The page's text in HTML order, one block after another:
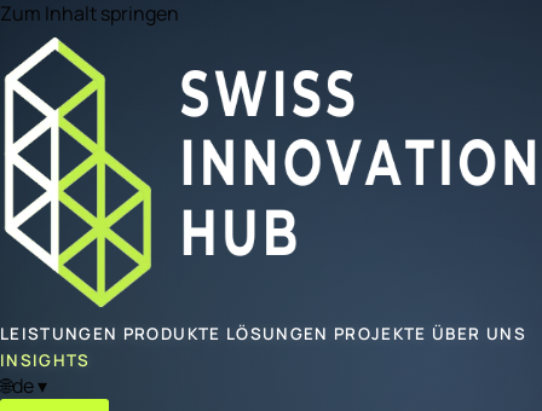
Zum Inhalt springen
LEISTUNGEN PRODUKTE LÖSUNGEN PROJEKTE ÜBER UNS
INSIGHTS
🌐de▾